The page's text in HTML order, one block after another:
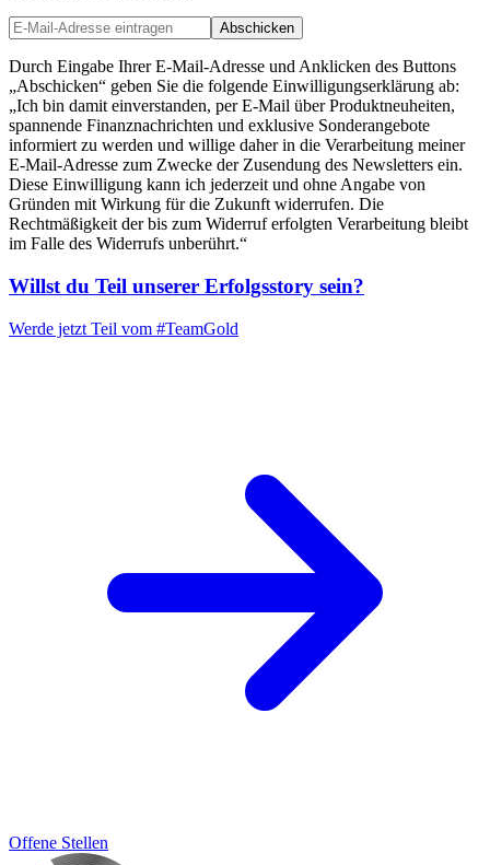
Abschicken
Durch Eingabe Ihrer E-Mail-Adresse und Anklicken des Buttons
„Abschicken“ geben Sie die folgende Einwilligungserklärung ab:
„Ich bin damit einverstanden, per E-Mail über Produktneuheiten,
spannende Finanznachrichten und exklusive Sonderangebote
informiert zu werden und willige daher in die Verarbeitung meiner
E-Mail-Adresse zum Zwecke der Zusendung des Newsletters ein.
Diese Einwilligung kann ich jederzeit und ohne Angabe von
Gründen mit Wirkung für die Zukunft widerrufen. Die
Rechtmäßigkeit der bis zum Widerruf erfolgten Verarbeitung bleibt
im Falle des Widerrufs unberührt.“
Willst du Teil unserer Erfolgsstory sein?
Werde jetzt Teil vom #TeamGold
Offene Stellen